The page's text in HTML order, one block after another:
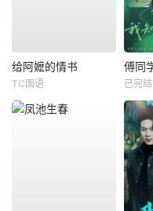
给阿嬷的情书
TC国语 已完结